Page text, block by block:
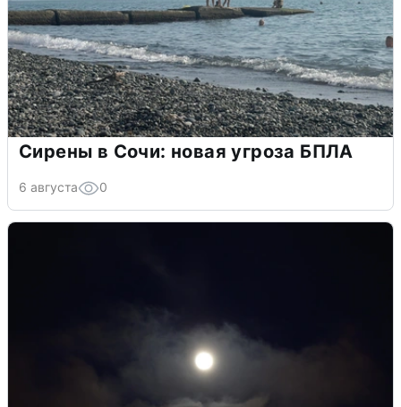
Сирены в Сочи: новая угроза БПЛА
6 августа 0